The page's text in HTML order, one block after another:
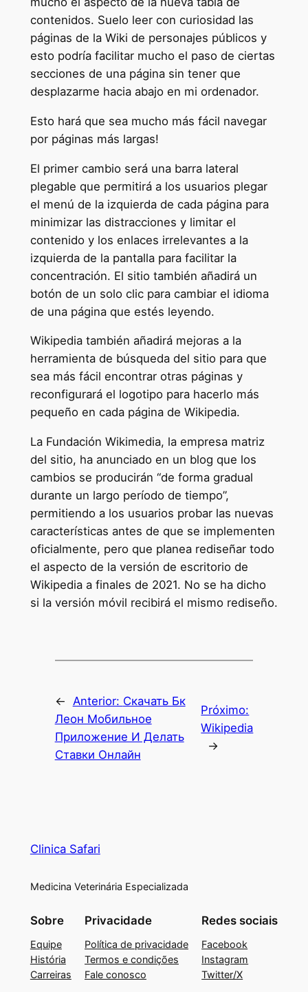
contenidos. Suelo leer con curiosidad las
páginas de la Wiki de personajes públicos y
esto podría facilitar mucho el paso de ciertas
secciones de una página sin tener que
desplazarme hacia abajo en mi ordenador.
Esto hará que sea mucho más fácil navegar
por páginas más largas!
El primer cambio será una barra lateral
plegable que permitirá a los usuarios plegar
el menú de la izquierda de cada página para
minimizar las distracciones y limitar el
contenido y los enlaces irrelevantes a la
izquierda de la pantalla para facilitar la
concentración. El sitio también añadirá un
botón de un solo clic para cambiar el idioma
de una página que estés leyendo.
Wikipedia también añadirá mejoras a la
herramienta de búsqueda del sitio para que
sea más fácil encontrar otras páginas y
reconfigurará el logotipo para hacerlo más
pequeño en cada página de Wikipedia.
La Fundación Wikimedia, la empresa matriz
del sitio, ha anunciado en un blog que los
cambios se producirán “de forma gradual
durante un largo período de tiempo”,
permitiendo a los usuarios probar las nuevas
características antes de que se implementen
oficialmente, pero que planea rediseñar todo
el aspecto de la versión de escritorio de
Wikipedia a finales de 2021. No se ha dicho
si la versión móvil recibirá el mismo rediseño.
← Anterior: Скачать Бк
Леон Мобильное
Приложение И Делать
Ставки Онлайн
Próximo:
Wikipedia
→
Clinica Safari
Medicina Veterinária Especializada
Sobre
Equipe
História
Carreiras
Privacidade
Política de privacidade
Termos e condições
Fale conosco
Redes sociais
Facebook
Instagram
Twitter/X